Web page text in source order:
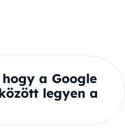
a Google
legyen a